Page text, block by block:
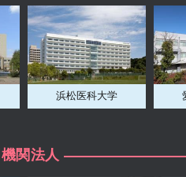
浜松医科大学
関法人